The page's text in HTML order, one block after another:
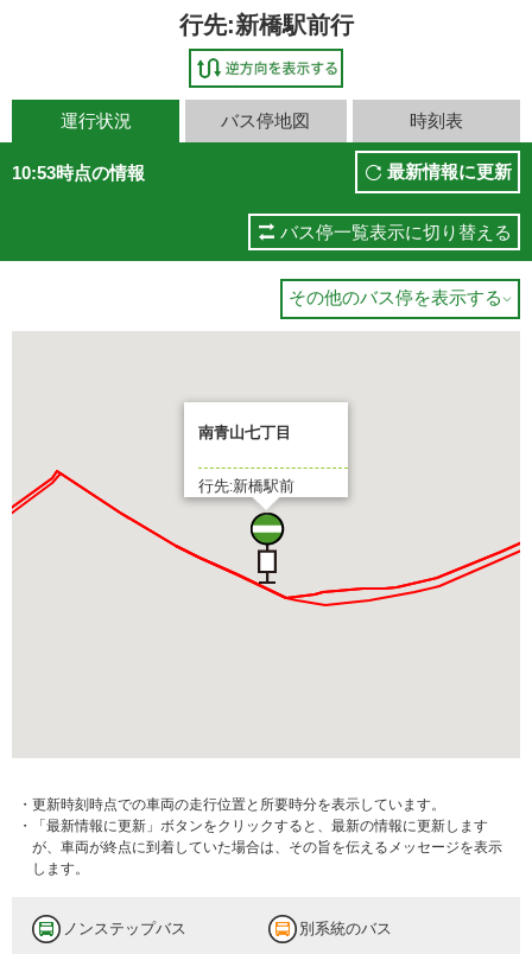
行先:新橋駅前行
運行状況 バス停地図 時刻表
10:53時点の情報 最新情報に更新
バス停一覧表示に切り替える
その他のバス停を表示する 
南青山七丁目
行先:新橋駅前
・更新時刻時点での車両の走行位置と所要時分を表示しています。
・「最新情報に更新」ボタンをクリックすると、最新の情報に更新します
が、車両が終点に到着していた場合は、その旨を伝えるメッセージを表示
します。
ノンステップバス 別系統のバス